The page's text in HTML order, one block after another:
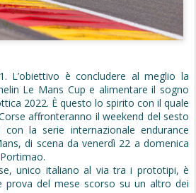
L’obiettivo è concludere al meglio la
Le Mans Cup e alimentare il sogno
2022. È questo lo spirito con il quale
affronteranno il weekend del sesto
la serie internazionale endurance
di scena da venerdì 22 a domenica
unico italiano al via tra i prototipi, è
prova del mese scorso su un altro dei